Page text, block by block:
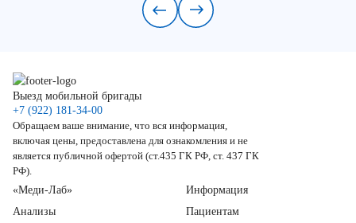
Выезд мобильной бригады
+7 (922) 181-34-00
Обращаем ваше внимание, что вся информация,
включая цены, предоставлена для ознакомления и не
является публичной офертой (ст.435 ГК РФ, ст. 437 ГК
РФ).
«Меди-Лаб»
Анализы
Информация
Пациентам